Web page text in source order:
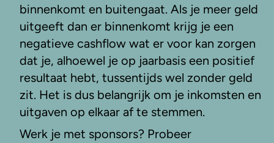
binnenkomt en buitengaat. Als je meer geld
uitgeeft dan er binnenkomt krijg je een
negatieve cashflow wat er voor kan zorgen
dat je, alhoewel je op jaarbasis een positief
resultaat hebt, tussentijds wel zonder geld
zit. Het is dus belangrijk om je inkomsten en
uitgaven op elkaar af te stemmen.
Werk je met sponsors? Probeer